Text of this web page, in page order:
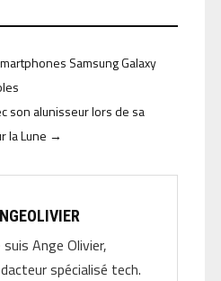
Samsung Galaxy
son alunisseur lors de sa
la Lune →
suis Ange Olivier,
spécialisé tech.